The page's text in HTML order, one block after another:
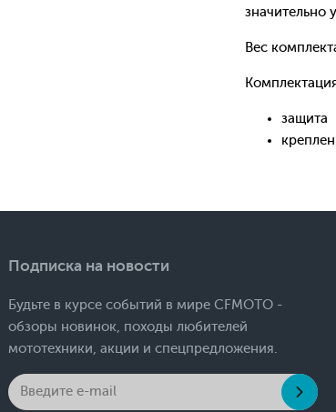
значительно
Вес
защита
Подписка на новости
Будьте в курсе событий в мире CFMOTO -
обзоры новинок, походы любителей
мототехники, акции и спецпредложения.